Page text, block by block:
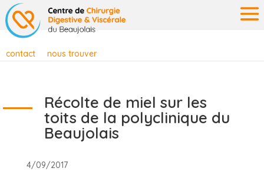
contact nous trouver
Récolte de miel sur les
toits de la polyclinique du
Beaujolais
4/09/2017